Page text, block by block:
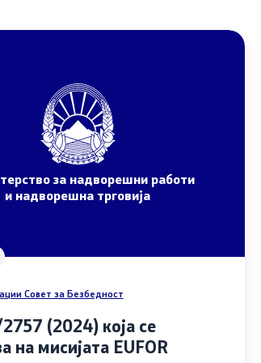
Со еден клик до сите услуги
за надворешни работи
и надворешна трговија
Совет за Безбедност
(2024) која се
на мисијата EUFOR